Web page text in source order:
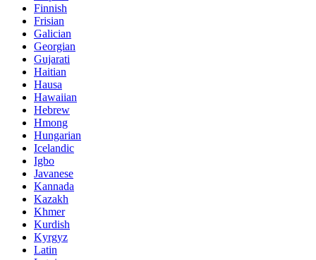
Finnish
Frisian
Galician
Georgian
Gujarati
Haitian
Hausa
Hawaiian
Hebrew
Hmong
Hungarian
Icelandic
Igbo
Javanese
Kannada
Kazakh
Khmer
Kurdish
Kyrgyz
Latin